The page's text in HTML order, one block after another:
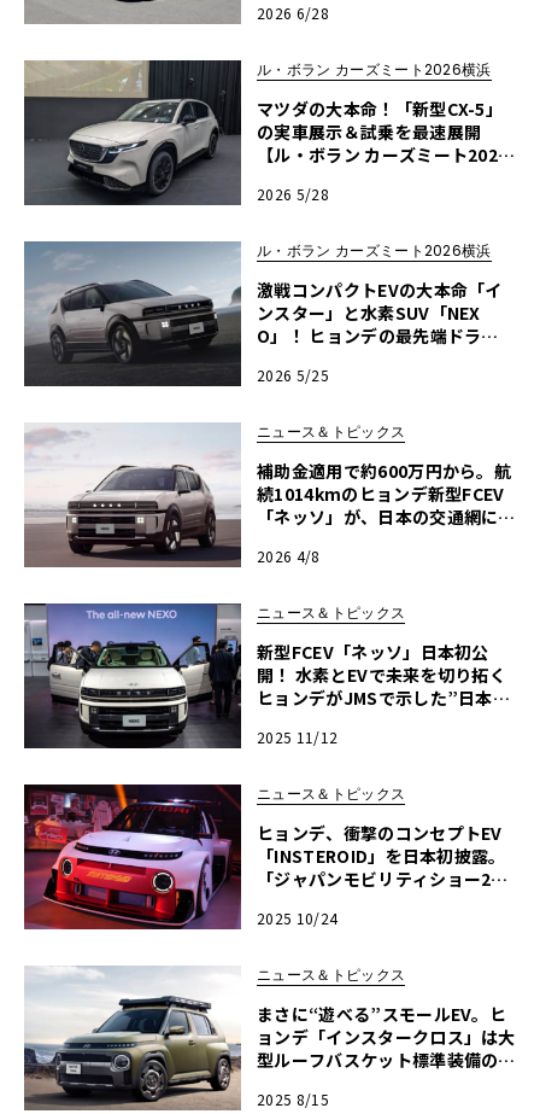
026横浜】
2026 6/28
ル・ボラン カーズミート2026横浜
マツダの大本命！「新型CX-5」
の実車展示＆試乗を最速展開
【ル・ボラン カーズミート2026
2026 5/28
ル・ボラン カーズミート2026横浜
激戦コンパクトEVの大本命「イ
ンスター」と水素SUV「NEX
O」！ ヒョンデの最先端ドライ
ミート2026横浜】
2026 5/25
ニュース＆トピックス
補助金適用で約600万円から。航
続1014kmのヒョンデ新型FCEV
「ネッソ」が、日本の交通網に最
2026 4/8
ニュース＆トピックス
新型FCEV「ネッソ」日本初公
開！ 水素とEVで未来を切り拓く
ヒョンデがJMSで示した”日本市
2025 11/12
ニュース＆トピックス
ヒョンデ、衝撃のコンセプトEV
「INSTEROID」を日本初披露。
「ジャパンモビリティショー202
2025 10/24
ニュース＆トピックス
まさに“遊べる”スモールEV。ヒ
ョンデ「インスタークロス」は大
型ルーフバスケット標準装備の本
2025 8/15